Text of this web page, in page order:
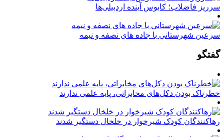
سرریز فاضلاب؛ کابوس آینده اردبیلی‌ها
سرعین شهرستانی با جاده های نصفه و نیمه
گفتگو
خطرناک بودن دکل‌های مخابراتی، پایه علمی ندارند
رهاکنندگان کودک شیرخوار در خلخال دستگیر شدند